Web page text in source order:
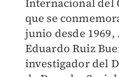
Internacional del
que se
junio desde 1969,
Eduardo Ruiz
investigador del